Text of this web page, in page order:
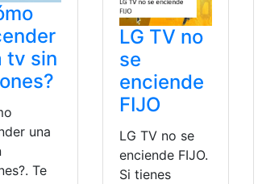
tv sin
una
Te
LG TV no
se
enciende
FIJO
LG TV no se
enciende FIJO.
Si tienes